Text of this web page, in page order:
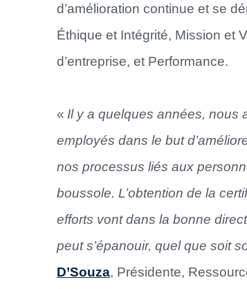
d’amélioration continue et se
Éthique et Intégrité, Mission et
d’entreprise, et Performance.
« Il y a quelques années, nous
employés dans le but
nos processus liés aux
boussole. L’obtention de la
efforts vont dans la bonne
peut s’épanouir, quel que soit
D’Souza, Présidente,